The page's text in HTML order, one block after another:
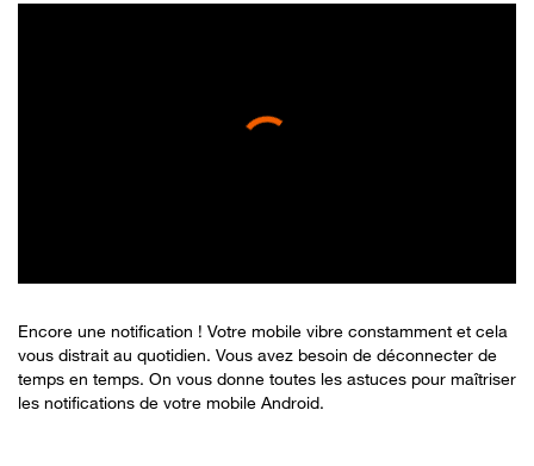
Encore une notification ! Votre mobile vibre constamment et cela
vous distrait au quotidien. Vous avez besoin de déconnecter de
temps en temps. On vous donne toutes les astuces pour maîtriser
les notifications de votre mobile Android.